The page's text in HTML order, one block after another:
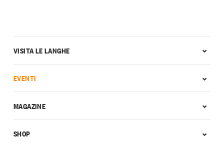
VISITA LE LANGHE
EVENTI
MAGAZINE
SHOP